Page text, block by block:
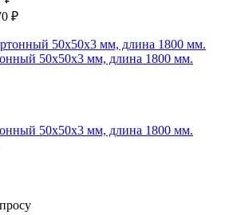
₽
50х50х3 мм, длина 1800 мм.
50х50х3 мм, длина 1800 мм.